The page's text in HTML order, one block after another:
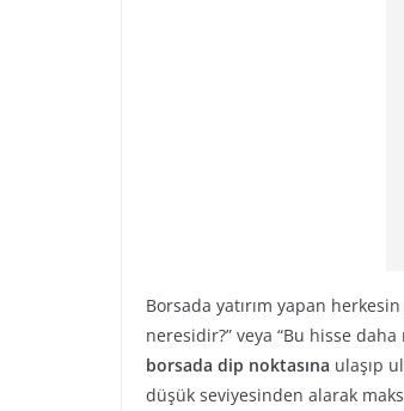
Borsada yatırım yapan
neresidir?” veya “Bu hisse
borsada dip noktasına ulaşıp
düşük seviyesinden alarak